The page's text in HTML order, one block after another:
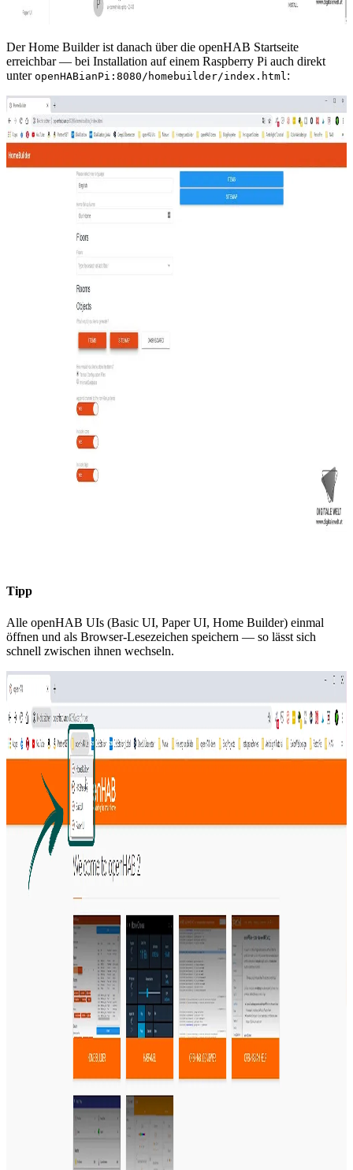
Der Home Builder ist danach über die openHAB Startseite
erreichbar — bei Installation auf einem Raspberry Pi auch direkt
unter openHABianPi:8080/homebuilder/index.html:
Tipp
Alle openHAB UIs (Basic UI, Paper UI, Home Builder) einmal
öffnen und als Browser-Lesezeichen speichern — so lässt sich
schnell zwischen ihnen wechseln.